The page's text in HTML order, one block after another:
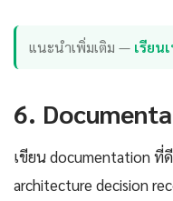
แนะนำเพิ่มเติม — เรียน
6.
เขียน documentation ที่
architecture decision